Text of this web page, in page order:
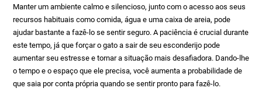
Manter um ambiente calmo e silencioso, junto com o acesso aos seus
recursos habituais como comida, água e uma caixa de areia, pode
ajudar bastante a fazê-lo se sentir seguro. A paciência é crucial durante
este tempo, já que forçar o gato a sair de seu esconderijo pode
aumentar seu estresse e tornar a situação mais desafiadora. Dando-lhe
o tempo e o espaço que ele precisa, você aumenta a probabilidade de
que saia por conta própria quando se sentir pronto para fazê-lo.